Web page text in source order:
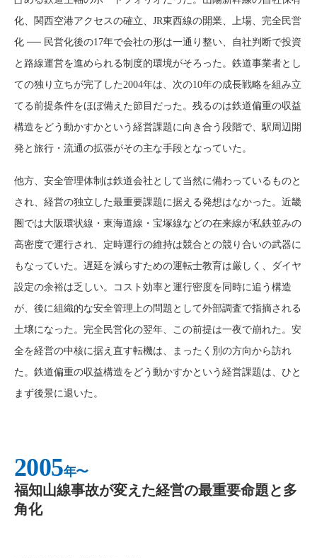
化、関西空港アクセスの確立、JR東西線の開業、上場、完全民営
化 ── 民営化後の17年で会社の形は一通り整い、自社判断で投資
と路線運営を進められる制度的環境がそろった。鉄道事業者とし
ての独り立ちが完了した2004年は、次の10年の成長戦略を組み立
てる前提条件をほぼ備えた節目だった。残るのは鉄道偏重の収益
構造をどう動かすかという経営課題に向き合う段階で、駅周辺開
発と旅行・流通の拡張がその主な手段となっていた。
他方、安全管理体制は鉄道会社として当然に備わっているものと
され、経営の独立した最重要課題に据える発想はなかった。近畿
圏では大阪環状線・東海道線・宝塚線などの在来線が私鉄並みの
高密度で運行され、定時運行の維持は競合との競り合いの武器に
もなっていた。遅延を減らすための運転士教育は厳しく、ダイヤ
設定の余裕は乏しい。コスト効率と運行密度を同時に追う構造
が、後に組織的な安全管理上の問題として外部調査で指摘される
土壌になった。完全民営化の翌年、この前提は一夜で崩れた。安
全を経営の中核に据え直す転機は、まったく別の方向から訪れ
た。鉄道偏重の収益構造をどう動かすかという経営課題は、ひと
まず後景に退いた。
2005年〜
福知山線事故が変えた経営の最重要命題と多
角化